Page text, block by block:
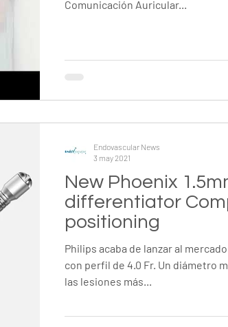
Comunicación Auricular...
New Phoenix
differentiator
positioning
Philips acaba de lanzar al
con perfil de 4.0 Fr. Un diámetro
las lesiones más...
Endovascular News
3 may 2021